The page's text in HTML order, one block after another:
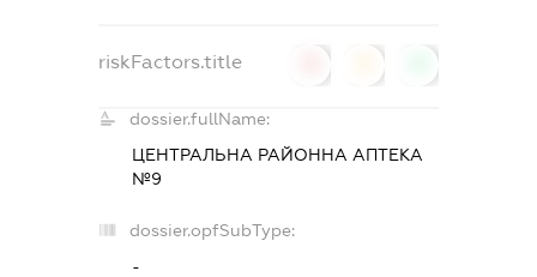
riskFactors.title
dossier.fullName:
ЦЕНТРАЛЬНА РАЙОННА АПТЕКА
№9
dossier.opfSubType:
-